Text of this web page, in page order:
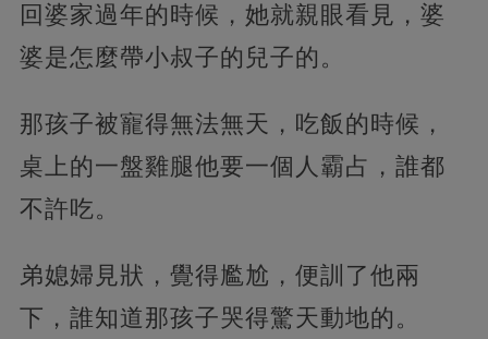
回婆家過年的時候，她就親眼看見，婆
婆是怎麼帶小叔子的兒子的。
那孩子被寵得無法無天，吃飯的時候，
桌上的一盤雞腿他要一個人霸占，誰都
不許吃。
弟媳婦見狀，覺得尷尬，便訓了他兩
下，誰知道那孩子哭得驚天動地的。